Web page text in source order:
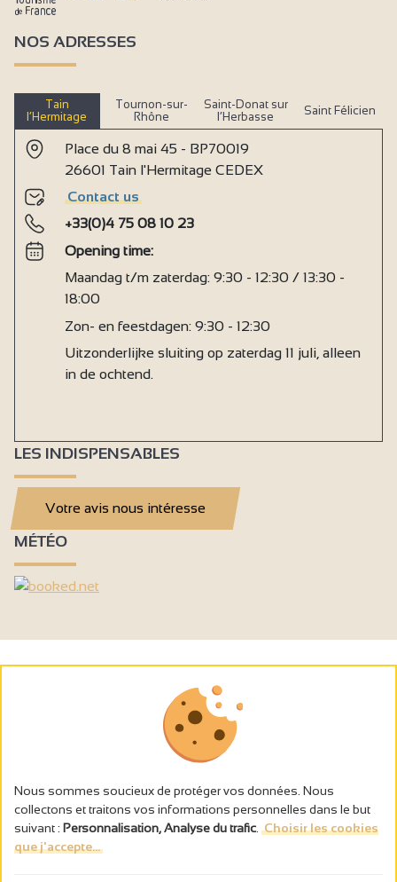
NOS ADRESSES
Tain
l’Hermitage
Tournon-sur-
Rhône
Saint-Donat sur
l’Herbasse
Saint Félicien
Place du 8 mai 45 - BP70019
26601 Tain l'Hermitage CEDEX
Contact us
+33(0)4 75 08 10 23
Opening time:
Maandag t/m zaterdag: 9:30 - 12:30 / 13:30 -
18:00
Zon- en feestdagen: 9:30 - 12:30
Uitzonderlijke sluiting op zaterdag 11 juli, alleen
in de ochtend.
LES INDISPENSABLES
Votre avis nous intéresse
MÉTÉO
L’abus d’alcool est dangereux pour la santé, à consommer avec
Nous sommes soucieux de protéger vos données. Nous
collectons et traitons vos informations personnelles dans le but
suivant : Personnalisation, Analyse du trafic Choisir les cookies
que j'accepte...